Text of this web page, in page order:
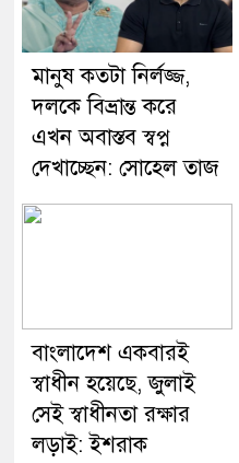
মানুষ কতটা নির্লজ্জ,
দলকে বিভ্রান্ত করে
এখন অবাস্তব স্বপ্ন
দেখাচ্ছেন: সোহেল তাজ
বাংলাদেশ একবারই
স্বাধীন হয়েছে, জুলাই
সেই স্বাধীনতা রক্ষার
লড়াই: ইশরাক